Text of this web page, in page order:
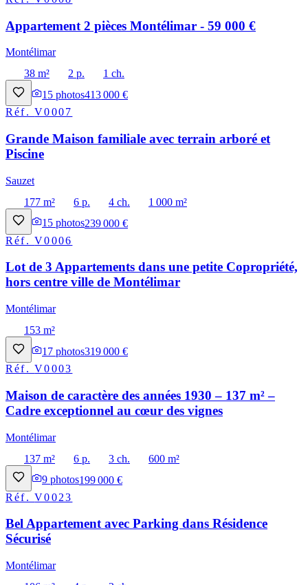
Appartement 2 pièces Montélimar - 59 000 €
Montélimar
38 m²
2 p.
1 ch.
15 photos413 000 €
Réf.V0007
Grande Maison familiale avec terrain arboré et
Piscine
Sauzet
177 m²
6 p. 4 ch.
1 000 m²
15 photos239 000 €
Réf.V0006
Lot de 3 Appartements dans une petite Copropriété,
hors centre ville de Montélimar
Montélimar
153 m²
17 photos319 000 €
Réf.V0003
Maison de caractère des années 1930 – 137 m² –
Cadre exceptionnel au cœur des vignes
Montélimar
137 m²
6 p. 3 ch.
600 m²
9 photos199 000 €
Réf.V0023
Bel Appartement avec Parking dans Résidence
Sécurisé
Montélimar